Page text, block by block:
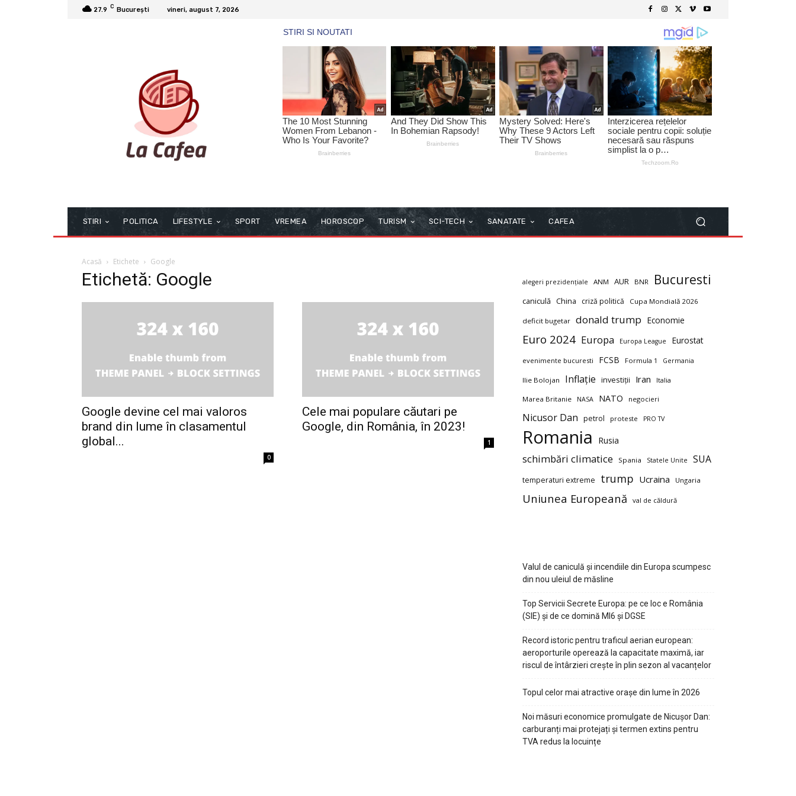
27.9 C București vineri, august 7, 2026
STIRI POLITICA LIFESTYLE SPORT VREMEA HOROSCOP TURISM SCI-TECH SANATATE CAFEA
Acasă Etichete Google
Etichetă: Google
Google devine cel mai valoros
brand din lume în clasamentul
global...
0
Cele mai populare căutari pe
Google, din România, în 2023!
1
alegeri prezidențiale ANM AUR BNR Bucuresti
caniculă China criză politică Cupa Mondială 2026
deficit bugetar donald trump Economie
Euro 2024 Europa Europa League Eurostat
evenimente bucuresti FCSB Formula 1 Germania
Ilie Bolojan Inflație investiții Iran Italia
Marea Britanie NASA NATO negocieri
Nicusor Dan petrol proteste PRO TV
Romania Rusia
schimbări climatice Spania Statele Unite SUA
temperaturi extreme trump Ucraina Ungaria
Uniunea Europeană val de căldură
Valul de caniculă și incendiile din Europa scumpesc
din nou uleiul de măsline
Top Servicii Secrete Europa: pe ce loc e România
(SIE) și de ce domină MI6 și DGSE
Record istoric pentru traficul aerian european:
aeroporturile operează la capacitate maximă, iar
riscul de întârzieri crește în plin sezon al vacanțelor
Topul celor mai atractive orașe din lume în 2026
Noi măsuri economice promulgate de Nicușor Dan:
carburanți mai protejați și termen extins pentru
TVA redus la locuințe